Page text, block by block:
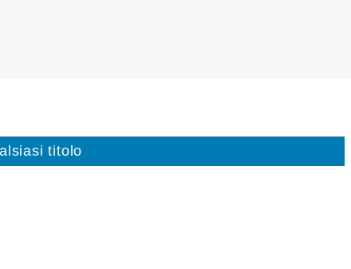
titolo